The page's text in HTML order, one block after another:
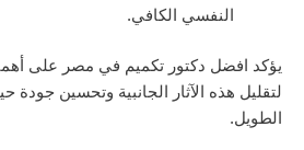
النفسي الكافي.
يؤكد افضل دكتور تكميم في مصر على
لتقليل هذه الآثار الجانبية وتحسين
الطويل.